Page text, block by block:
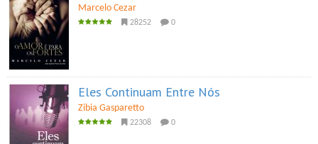
Marcelo Cezar
28252 0
Eles Continuam Entre Nós
Zibia Gasparetto
22308 0